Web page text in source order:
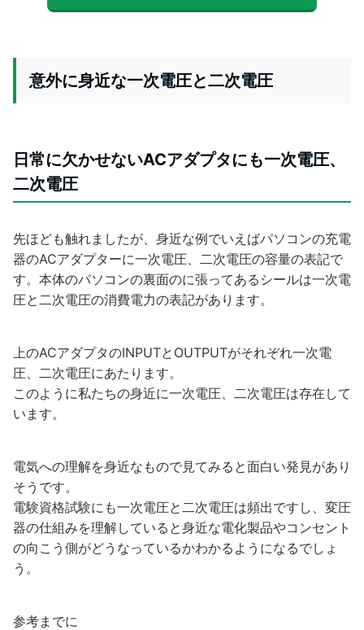
意外に身近な一次電圧と二次電圧
日常に欠かせないACアダプタにも一次電圧、
二次電圧
先ほども触れましたが、身近な例でいえばパソコンの充電
器のACアダプターに一次電圧、二次電圧の容量の表記で
す。本体のパソコンの裏面のに張ってあるシールは一次電
圧と二次電圧の消費電力の表記があります。
上のACアダプタのINPUTとOUTPUTがそれぞれ一次電
圧、二次電圧にあたります。
このように私たちの身近に一次電圧、二次電圧は存在して
います。
電気への理解を身近なもので見てみると面白い発見があり
そうです。
電験資格試験にも一次電圧と二次電圧は頻出ですし、変圧
器の仕組みを理解していると身近な電化製品やコンセント
の向こう側がどうなっているかわかるようになるでしょ
う。
参考までに